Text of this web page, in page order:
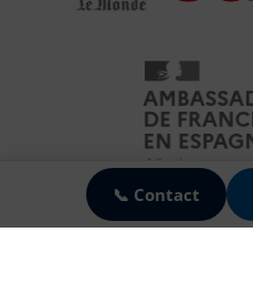
📞 Contact